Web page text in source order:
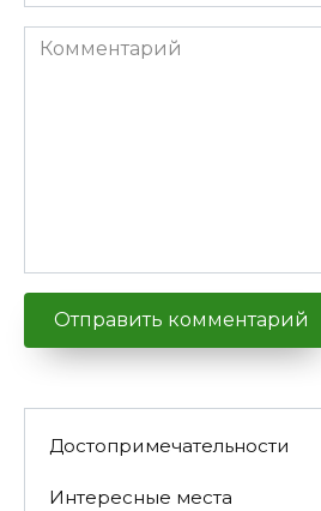
Комментарий
Достопримечательности
Интересные места